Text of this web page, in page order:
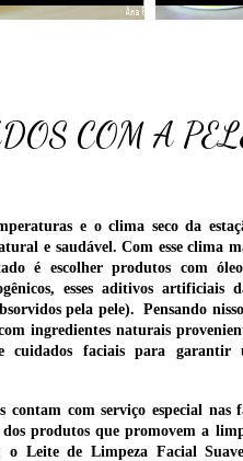
COM A
e o clima seco da
e saudável. Com esse clima
é escolher produtos com
esses aditivos artificiais
pela pele). Pensando
ingredientes naturais
cuidados faciais para garantir
com serviço especial nas
dos produtos que promovem a
o Leite de Limpeza Facial